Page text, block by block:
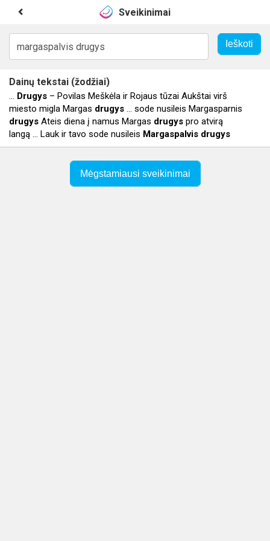
Sveikinimai
Dainų tekstai (žodžiai)
... Drugys – Povilas Meškėla ir Rojaus tūzai Aukštai virš
miesto migla Margas drugys ... sode nusileis Margasparnis
drugys Ateis diena į namus Margas drugys pro atvirą
langą ... Lauk ir tavo sode nusileis Margaspalvis drugys
Mėgstamiausi sveikinimai